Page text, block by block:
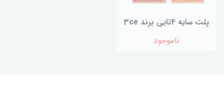
پلت سایه ۴تایی برند 3ce
ناموجود